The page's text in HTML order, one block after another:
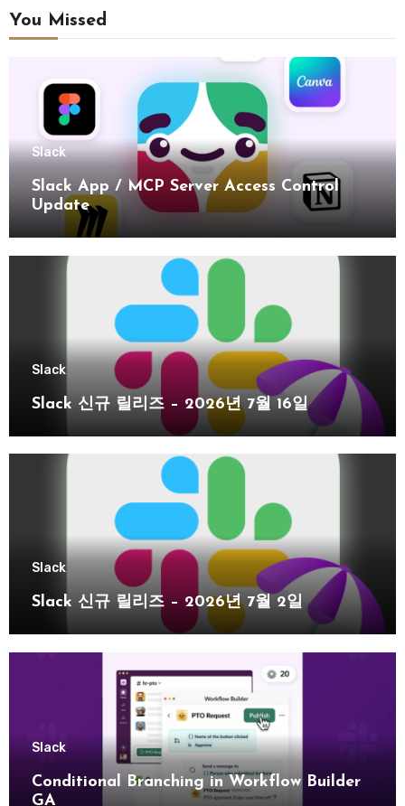
You Missed
Slack
Slack App / MCP Server Access Control
Update
Slack
Slack 신규 릴리즈 – 2026년 7월 16일
Slack
Slack 신규 릴리즈 – 2026년 7월 2일
Slack
Conditional Branching in Workflow Builder
GA